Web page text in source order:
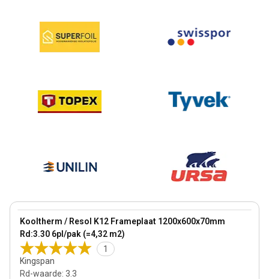
Bestseller
Kooltherm / Resol K12 Frameplaat 1200x600x70mm
Rd:3.30 6pl/pak (=4,32 m2)
1
Kingspan
Rd-waarde: 3.3
View product